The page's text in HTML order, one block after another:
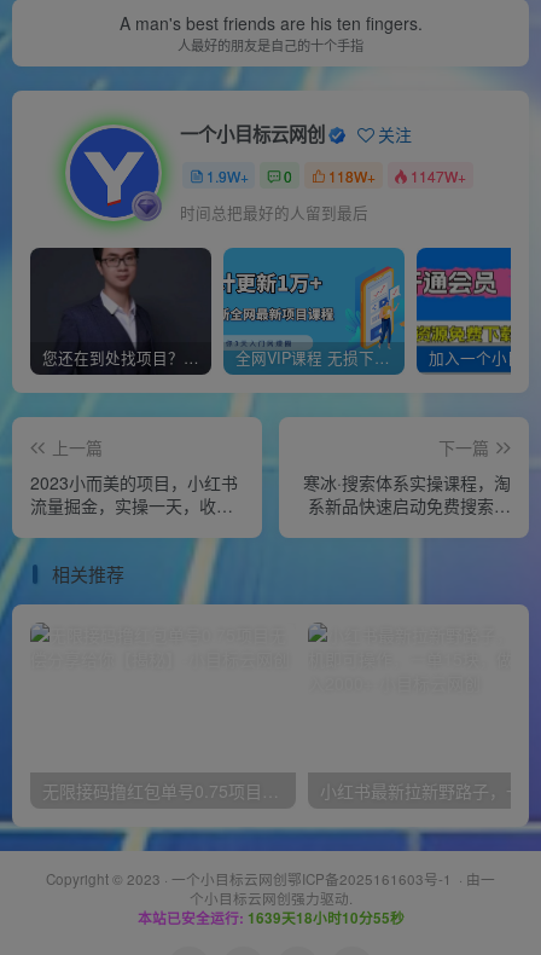
A man's best friends are his ten fingers.
人最好的朋友是自己的十个手指
一个小目标云网创 关注
1.9W+ 0 118W+ 1147W+
时间总把最好的人留到最后
您还在到处找项目？还在当韭菜？我靠经营“一个小目标网创商城”年入百W+，曾经我也负债累累! 全网VIP课程 无损下载~
上一篇
2023小而美的项目，小红书
流量掘金，实操一天，收益
下一篇
寒冰·搜索体系实操课程，淘
系新品快速启动免费搜索流
相关推荐
无限接码撸红包单号0.75项目无偿分享给你【揭秘】
Copyright © 2023 · 一个小目标云网创鄂ICP备2025161603号-1 · 由一
个小目标云网创强力驱动.
本站已安全运行: 1639天18小时10分55秒